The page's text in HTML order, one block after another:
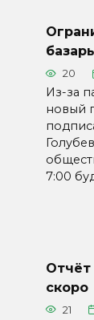
20
Из-за
новый
7:00
Отчёт
скоро
21